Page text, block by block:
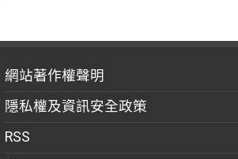
網站著作權聲明
隱私權及資訊安全政策
RSS